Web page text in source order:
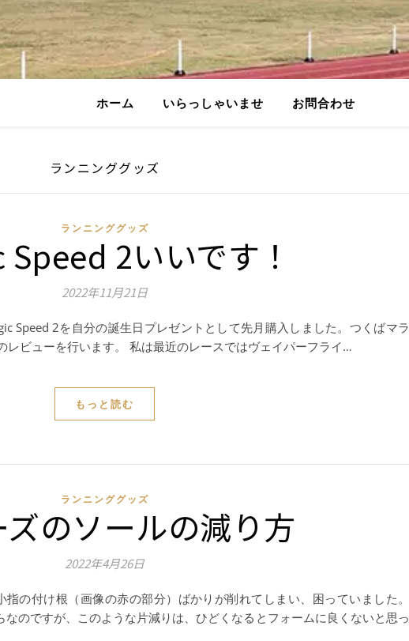
ホーム いらっしゃいませ お問合わせ
ランニンググッズ
ランニンググッズ
Speed 2いいです！
2022年11月21日
Speed 2を自分の誕生日プレゼントとして先月購入しました。つくばマラ
レビューを行います。 私は最近のレースではヴェイパーフライ…
もっと読む
ランニンググッズ
ズのソールの減り方
2022年4月26日
の付け根（画像の赤の部分）ばかりが削れてしまい、困っていました。
のですが、このような片減りは、ひどくなるとフォームに良くないと思っ